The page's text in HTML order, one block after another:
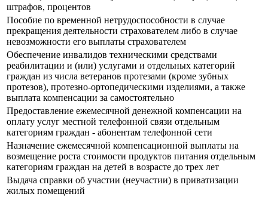
штрафов, процентов
Пособие по временной нетрудоспособности в случае
прекращения деятельности страхователем либо в случае
невозможности его выплаты страхователем
Обеспечение инвалидов техническими средствами
реабилитации и (или) услугами и отдельных категорий
граждан из числа ветеранов протезами (кроме зубных
протезов), протезно-ортопедическими изделиями, а также
выплата компенсации за самостоятельно
Предоставление ежемесячной денежной компенсации на
оплату услуг местной телефонной связи отдельным
категориям граждан - абонентам телефонной сети
Назначение ежемесячной компенсационной выплаты на
возмещение роста стоимости продуктов питания отдельным
категориям граждан на детей в возрасте до трех лет
Выдача справки об участии (неучастии) в приватизации
жилых помещений